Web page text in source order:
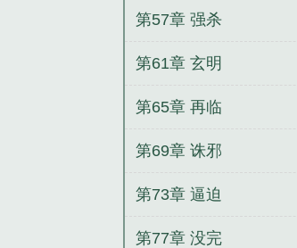
第57章 强杀
第61章 玄明
第65章 再临
第69章 诛邪
第73章 逼迫
第77章 没完